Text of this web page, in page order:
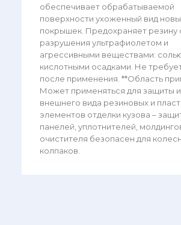
обеспечивает обрабатываемой
поверхности ухоженный вид
покрышек. Предохраняет резину
разрушения ультрафиолетом и
агрессивными веществами:
кислотными осадками. Не
после применения. **Область
Может применяться для защиты
внешнего вида резиновых и
элементов отделки кузова –
панелей, уплотнителей,
очистителя безопасен для
колпаков.